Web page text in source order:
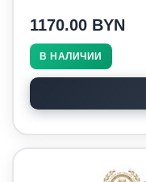
1170.00 BYN
В НАЛИЧИИ